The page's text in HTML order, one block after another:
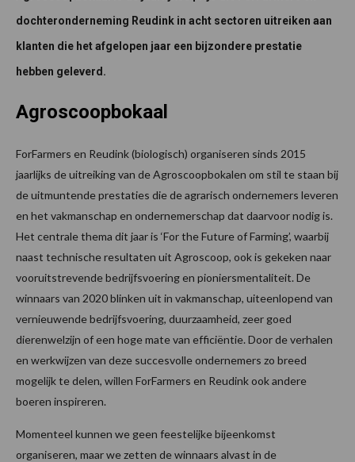
dochteronderneming Reudink in acht sectoren uitreiken aan
klanten die het afgelopen jaar een bijzondere prestatie
hebben geleverd.
Agroscoopbokaal
ForFarmers en Reudink (biologisch) organiseren sinds 2015
jaarlijks de uitreiking van de Agroscoopbokalen om stil te staan bij
de uitmuntende prestaties die de agrarisch ondernemers leveren
en het vakmanschap en ondernemerschap dat daarvoor nodig is.
Het centrale thema dit jaar is ‘For the Future of Farming’, waarbij
naast technische resultaten uit Agroscoop, ook is gekeken naar
vooruitstrevende bedrijfsvoering en pioniersmentaliteit. De
winnaars van 2020 blinken uit in vakmanschap, uiteenlopend van
vernieuwende bedrijfsvoering, duurzaamheid, zeer goed
dierenwelzijn of een hoge mate van efficiëntie. Door de verhalen
en werkwijzen van deze succesvolle ondernemers zo breed
mogelijk te delen, willen ForFarmers en Reudink ook andere
boeren inspireren.
Momenteel kunnen we geen feestelijke bijeenkomst
organiseren, maar we zetten de winnaars alvast in de